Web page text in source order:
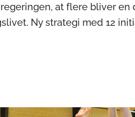
at flere bliver
Ny strategi med 12